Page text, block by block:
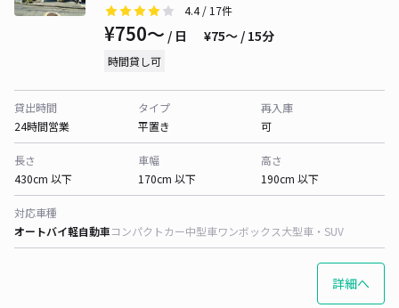
4.4/ 17件
¥750〜 / 日 ¥75〜 / 15分
時間貸し可
貸出時間
24時間営業
タイプ
平置き
再入庫
可
長さ
430cm 以下
車幅
170cm 以下
高さ
190cm 以下
対応車種
オートバイ軽自動車コンパクトカー中型車ワンボックス大型車・SUV
詳細へ